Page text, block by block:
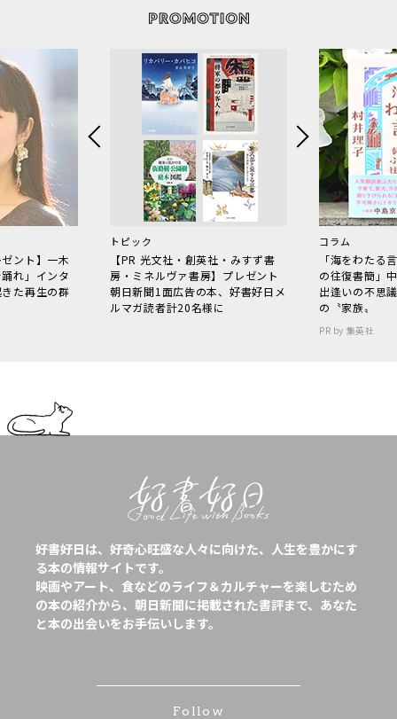
ント】一木
れ」インタ
た再生の群
トピック
【PR 光文社・創英社・みすず書
房・ミネルヴァ書房】プレゼント
朝日新聞1面広告の本、好書好日メ
ルマガ読者計20名様に
コラム
「海をわた
の往復書簡」
出逢いの不思
の〝家族〟
PR by 集英社
好書好日は、好奇心旺盛な人々に向けた、人生を豊かにす
る本の情報サイトです。
映画やアート、食などのライフ＆カルチャーを楽しむため
の本の紹介から、朝日新聞に掲載された書評まで、あなた
と本の出会いをお手伝いします。
Follow